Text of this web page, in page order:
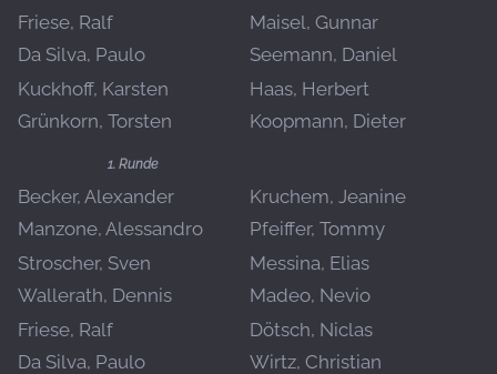
Friese, Ralf
Da Silva, Paulo
Maisel, Gunnar
Seemann, Daniel
Kuckhoff, Karsten
Grünkorn, Torsten
Haas, Herbert
Koopmann, Dieter
1. Runde
Becker, Alexander
Manzone, Alessandro
Kruchem, Jeanine
Pfeiffer, Tommy
Stroscher, Sven
Wallerath, Dennis
Messina, Elias
Madeo, Nevio
Friese, Ralf
Da Silva, Paulo
Dötsch, Niclas
Wirtz, Christian